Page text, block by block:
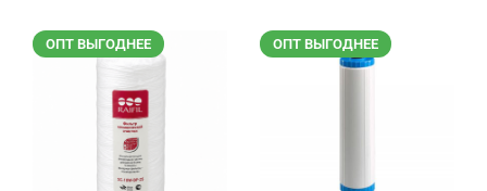
ОПТ ВЫГОДНЕЕ ОПТ ВЫГОДНЕЕ